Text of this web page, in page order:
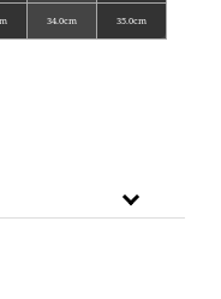
34.0cm 35.0cm